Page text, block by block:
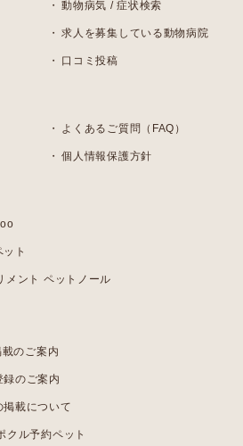
動物病気 / 症状検索
求人を募集している動物病院
口コミ投稿
よくあるご質問（FAQ）
個人情報保護方針
ト
メント ペットノール
のご案内
のご案内
掲載について
クル予約ペット